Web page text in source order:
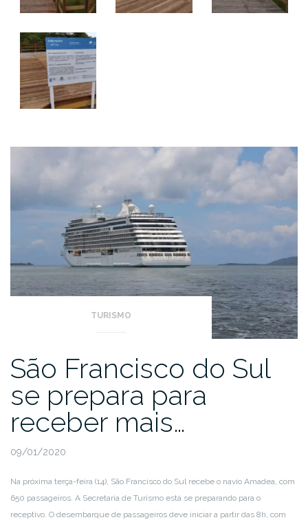
TURISMO
São Francisco do Sul
se prepara para
receber mais…
09/01/2020
Na próxima terça-feira (14), São Francisco do Sul recebe o navio Amadea, com
650 passageiros. A Secretaria de Turismo está se preparando para o
receptivo. O desembarque de passageiros deve iniciar a partir das 8h, com